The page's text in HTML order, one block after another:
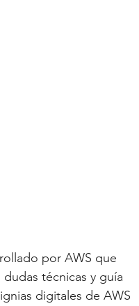
por AWS que
técnicas y guía
digitales de AWS